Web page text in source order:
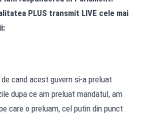
PLUS transmit LIVE cele mai
cand acest guvern si-a preluat
dupa ce am preluat mandatul, am
care o preluam, cel putin din punct